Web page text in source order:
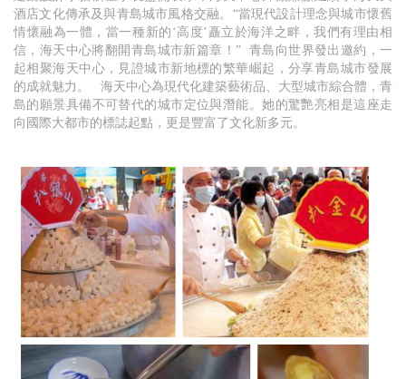
酒店文化傳承及與青島城市風格交融。“當現代設計理念與城市懷舊
情懷融為一體，當一種新的‘高度’矗立於海洋之畔，我們有理由相
信，海天中心將翻開青島城市新篇章！” 青島向世界發出邀約，一
起相聚海天中心，見證城市新地標的繁華崛起，分享青島城市發展
的成就魅力。 海天中心為現代化建築藝術品、大型城市綜合體，青
島的願景具備不可替代的城市定位與潛能。她的驚艷亮相是這座走
向國際大都市的標誌起點，更是豐富了文化新多元。